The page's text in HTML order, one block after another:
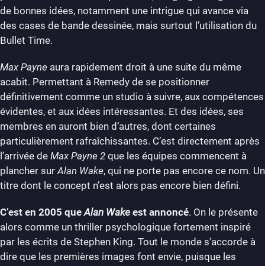
de bonnes idées, notamment une intrigue qui avance via
des cases de bande dessinée, mais surtout l’utilisation du
Bullet Time.
Max Payne aura rapidement droit à une suite du même
acabit. Permettant à Remedy de se positionner
définitivement comme un studio à suivre, aux compétences
évidentes, et aux idées intéressantes. Et des idées, ses
membres en auront bien d’autres, dont certaines
particulièrement rafraîchissantes. C’est directement après
l’arrivée de Max Payne 2 que les équipes commencent à
plancher sur Alan Wake, qui ne porte pas encore ce nom. Un
titre dont le concept n’est alors pas encore bien défini.
C’est en 2005 queAlan Wake est annoncé. On le présente
alors comme un thriller psychologique fortement inspiré
par les écrits de Stephen King. Tout le monde s’accorde à
dire que les premières images font envie, puisque les